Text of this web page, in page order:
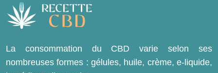
La consommation du CBD varie selon ses
nombreuses formes : gélules, huile, crème, e-liquide,